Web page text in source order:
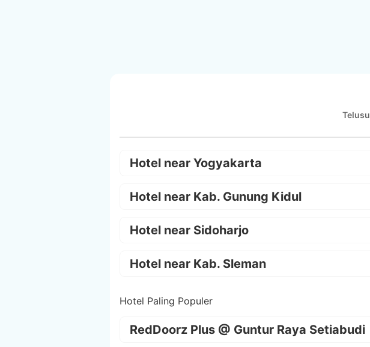
Hotel near Yogyakarta
Hotel near Kab. Gunung Kidul
Hotel near Sidoharjo
Hotel near Kab. Sleman
Hotel Paling Populer
RedDoorz Plus @ Guntur Raya Setiabudi